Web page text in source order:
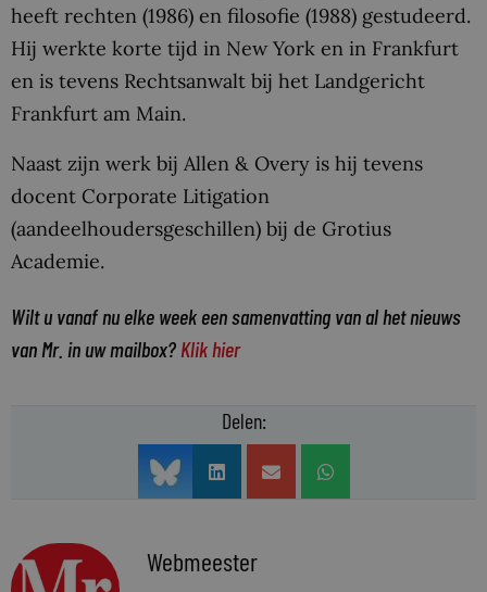
heeft rechten (1986) en filosofie (1988) gestudeerd.
Hij werkte korte tijd in New York en in Frankfurt
en is tevens Rechtsanwalt bij het Landgericht
Frankfurt am Main.
Naast zijn werk bij Allen & Overy is hij tevens
docent Corporate Litigation
(aandeelhoudersgeschillen) bij de Grotius
Academie.
Wilt u vanaf nu elke week een samenvatting van al het nieuws
van Mr. in uw mailbox? Klik hier
Delen:
Webmeester